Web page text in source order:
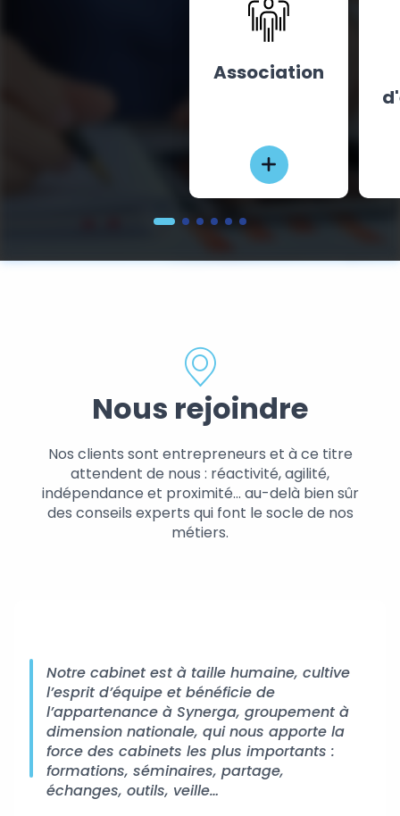
Association
Nous rejoindre
Nos clients sont entrepreneurs et à ce titre
attendent de nous : réactivité, agilité,
indépendance et proximité… au-delà bien sûr
des conseils experts qui font le socle de nos
métiers.
Notre cabinet est à taille humaine, cultive
l’esprit d’équipe et bénéficie de
l’appartenance à Synerga, groupement à
dimension nationale, qui nous apporte la
force des cabinets les plus importants :
formations, séminaires, partage,
échanges, outils, veille…